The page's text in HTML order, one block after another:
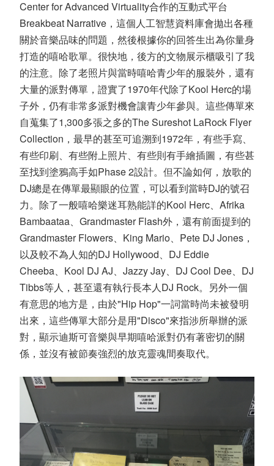
Center for Advanced Virtuality合作的互動式平台
Breakbeat Narrative，這個人工智慧資料庫會拋出各種
關於音樂品味的問題，然後根據你的回答生出為你量身
打造的嘻哈歌單。很快地，後方的文物展示櫃吸引了我
的注意。除了老照片與當時嘻哈青少年的服裝外，還有
大量的派對傳單，證實了1970年代除了Kool Herc的場
子外，仍有非常多派對機會讓青少年參與。這些傳單來
自蒐集了1,300多張之多的The Sureshot LaRock Flyer
Collection，最早的甚至可追溯到1972年，有些手寫、
有些印刷、有些附上照片、有些則有手繪插圖，有些甚
至找到塗鴉高手如Phase 2設計。但不論如何，放歌的
DJ總是在傳單最顯眼的位置，可以看到當時DJ的號召
力。除了一般嘻哈樂迷耳熟能詳的Kool Herc、Afrika
Bambaataa、Grandmaster Flash外，還有前面提到的
Grandmaster Flowers、King Mario、Pete DJ Jones，
以及較不為人知的DJ Hollywood、DJ Eddie
Cheeba、Kool DJ AJ、Jazzy Jay、DJ Cool Dee、DJ
Tibbs等人，甚至還有執行長本人DJ Rock。另外一個
有意思的地方是，由於"Hip Hop"一詞當時尚未被發明
出來，這些傳單大部分是用"Disco"來指涉所舉辦的派
對，顯示迪斯可音樂與早期嘻哈派對仍有著密切的關
係，並沒有被節奏強烈的放克靈魂間奏取代。